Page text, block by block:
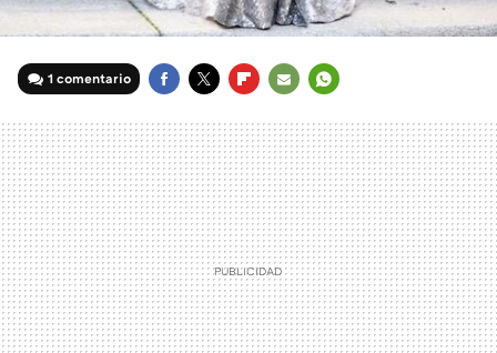
1 comentario
MAIL